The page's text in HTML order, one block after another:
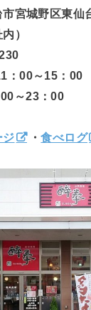
宮城野区東仙
）
：00～15：
～23：00
ジ ・食べログ